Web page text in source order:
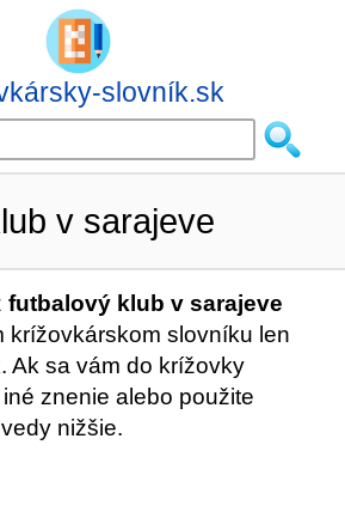
slovník.sk
v sarajeve
futbalový klub v sarajeve
krížovkárskom slovníku len
Ak sa vám do krížovky
znenie alebo použite
nižšie.